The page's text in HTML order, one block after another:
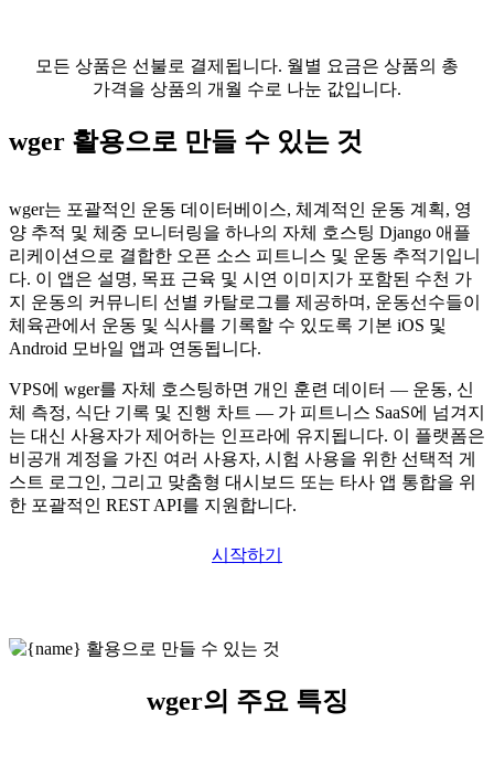
모든 상품은 선불로 결제됩니다. 월별 요금은 상품의 총
가격을 상품의 개월 수로 나눈 값입니다.
wger 활용으로 만들 수 있는 것
wger는 포괄적인 운동 데이터베이스, 체계적인 운동 계획, 영
양 추적 및 체중 모니터링을 하나의 자체 호스팅 Django 애플
리케이션으로 결합한 오픈 소스 피트니스 및 운동 추적기입니
다. 이 앱은 설명, 목표 근육 및 시연 이미지가 포함된 수천 가
지 운동의 커뮤니티 선별 카탈로그를 제공하며, 운동선수들이
체육관에서 운동 및 식사를 기록할 수 있도록 기본 iOS 및
Android 모바일 앱과 연동됩니다.
VPS에 wger를 자체 호스팅하면 개인 훈련 데이터 — 운동, 신
체 측정, 식단 기록 및 진행 차트 — 가 피트니스 SaaS에 넘겨지
는 대신 사용자가 제어하는 인프라에 유지됩니다. 이 플랫폼은
비공개 계정을 가진 여러 사용자, 시험 사용을 위한 선택적 게
스트 로그인, 그리고 맞춤형 대시보드 또는 타사 앱 통합을 위
한 포괄적인 REST API를 지원합니다.
시작하기
wger의 주요 특징